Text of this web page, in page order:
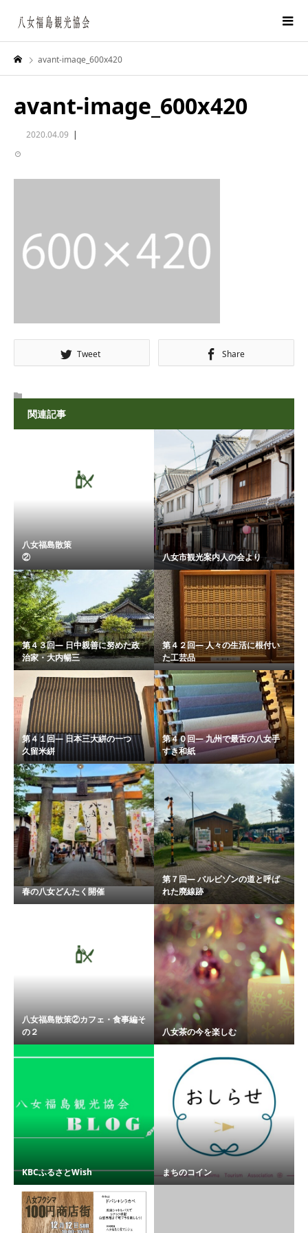
avant-image_600x420
avant-image_600x420
2020.04.09
Tweet Share
関連記事
八女福島散策
② ...八女市観光案内人の会より
第４３回― 日中親善に努めた政
治家・大内暢三
第４２回― 人々の生活に根付い
た工芸品
第４１回― 日本三大絣の一つ
久留米絣
第４０回― 九州で最古の八女手
すき和紙
春の八女どんたく開催
第７回― バルビゾンの道と呼ば
れた廃線跡
八女福島散策②カフェ・食事編そ
の２
八女茶の今を楽しむ
KBCふるさとWish まちのコイン